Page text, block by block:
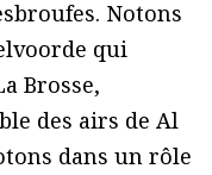
Notons
qui
Brosse,
des airs de Al
dans un rôle